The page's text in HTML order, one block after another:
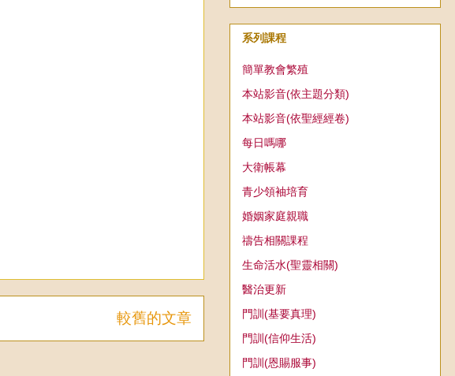
較舊的文章
系列課程
簡單教會繁殖
本站影音(依主題分類)
本站影音(依聖經經卷)
每日嗎哪
大衛帳幕
青少領袖培育
婚姻家庭親職
禱告相關課程
生命活水(聖靈相關)
醫治更新
門訓(基要真理)
門訓(信仰生活)
門訓(恩賜服事)